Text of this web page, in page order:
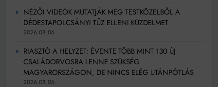
NÉZŐI VIDEÓK MUTATJÁK MEG TESTKÖZELBŐL A
DÉDESTAPOLCSÁNYI TŰZ ELLENI KÜZDELMET
2026.08.06.
RIASZTÓ A HELYZET: ÉVENTE TÖBB MINT 130 ÚJ
CSALÁDORVOSRA LENNE SZÜKSÉG
MAGYARORSZÁGON, DE NINCS ELÉG UTÁNPÓTLÁS
2026.08.06.